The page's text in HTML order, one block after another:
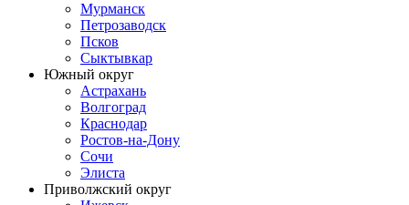
Мурманск
Петрозаводск
Псков
Сыктывкар
Южный округ
Астрахань
Волгоград
Краснодар
Ростов-на-Дону
Сочи
Элиста
Приволжский округ